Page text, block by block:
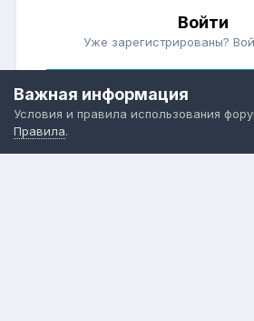
Войти
Уже зарегистрированы?
Важная информация
Условия и правила использования
Правила.